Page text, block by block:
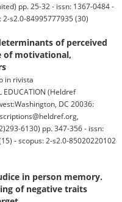
pp. 25-32 - issn: 1367-0484 -
2-s2.0-84995777935 (30)
of perceived
of motivational,
in rivista
EDUCATION (Heldref
DC 20036:
6130) pp. 347-356 - issn:
- scopus: 2-s2.0-85020220102
in person memory.
of negative traits